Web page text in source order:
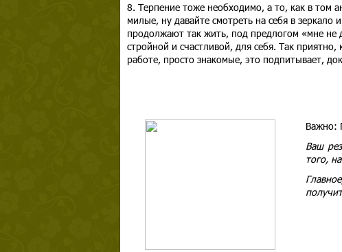
8. Терпение тоже необходимо, а то, как в том
милые, ну давайте смотреть на себя в
продолжают так жить, под предлогом «мне не
стройной и счастливой, для себя. Так
работе, просто знакомые, это подпитывает,
Важно:
Ваш
того,